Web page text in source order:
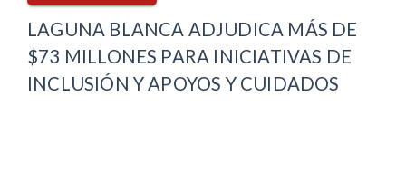
LAGUNA BLANCA ADJUDICA MÁS DE
$73 MILLONES PARA INICIATIVAS DE
INCLUSIÓN Y APOYOS Y CUIDADOS